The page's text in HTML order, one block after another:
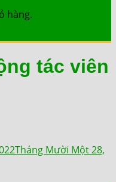
hàng.
tác viên
Tháng Mười Một 28,